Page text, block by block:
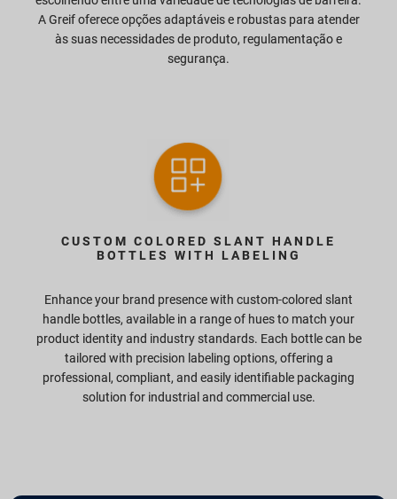
A Greif oferece opções adaptáveis e robustas para atender
às suas necessidades de produto, regulamentação e
segurança.
CUSTOM COLORED SLANT HANDLE
BOTTLES WITH LABELING
Enhance your brand presence with custom-colored slant
handle bottles, available in a range of hues to match your
product identity and industry standards. Each bottle can be
tailored with precision labeling options, offering a
professional, compliant, and easily identifiable packaging
solution for industrial and commercial use.